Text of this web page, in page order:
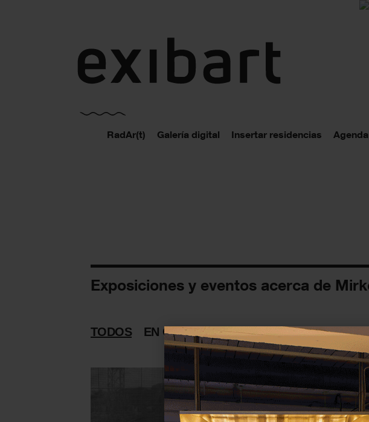
RadAr(t) Galería digital Insertar residencias Agenda
Exposiciones y eventos acerca de
TODOS EN CURSO PASADAS FUTURAS